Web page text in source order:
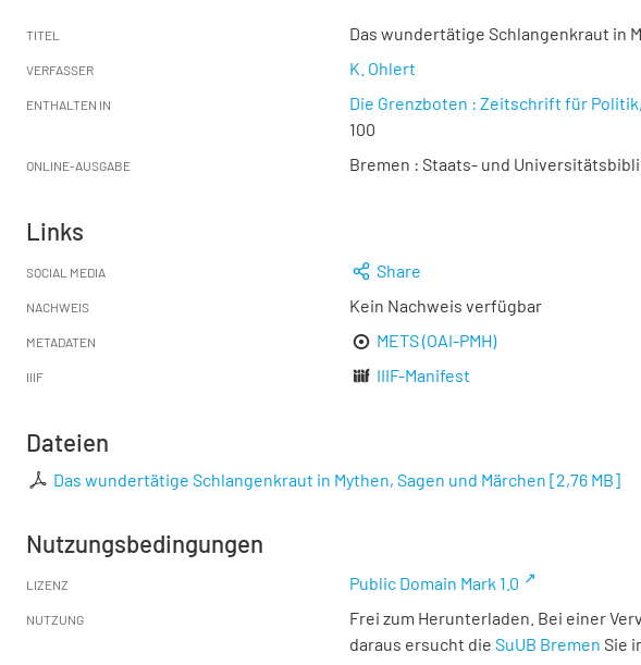
TITEL Das wundertätige Schlangenkraut in
VERFASSER K. Ohlert
ENTHALTEN IN Die Grenzboten : Zeitschrift für
100
ONLINE-AUSGABE Bremen : Staats- und
Links
SOCIAL MEDIA Share
NACHWEIS Kein Nachweis verfügbar
METADATEN METS (OAI-PMH)
IIIF IIIF-Manifest
Dateien
Das wundertätige Schlangenkraut in Mythen, Sagen und Märchen [2,76 MB]
Nutzungsbedingungen
LIZENZ Public Domain Mark 1.0
NUTZUNG
Frei zum Herunterladen. Bei einer
daraus ersucht die SuUB Bremen Sie